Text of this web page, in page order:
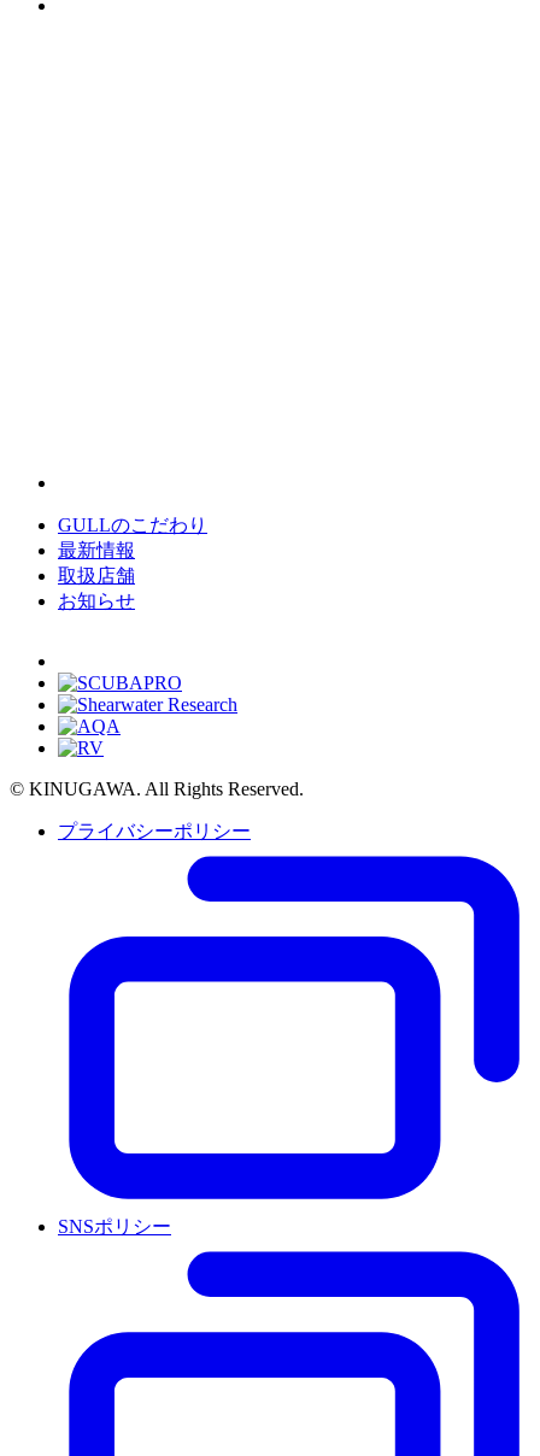
GULLのこだわり
最新情報
取扱店舗
お知らせ
© KINUGAWA. All Rights Reserved.
プライバシーポリシー
SNSポリシー